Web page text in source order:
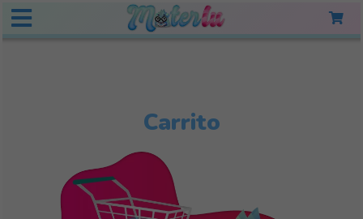
Carrito